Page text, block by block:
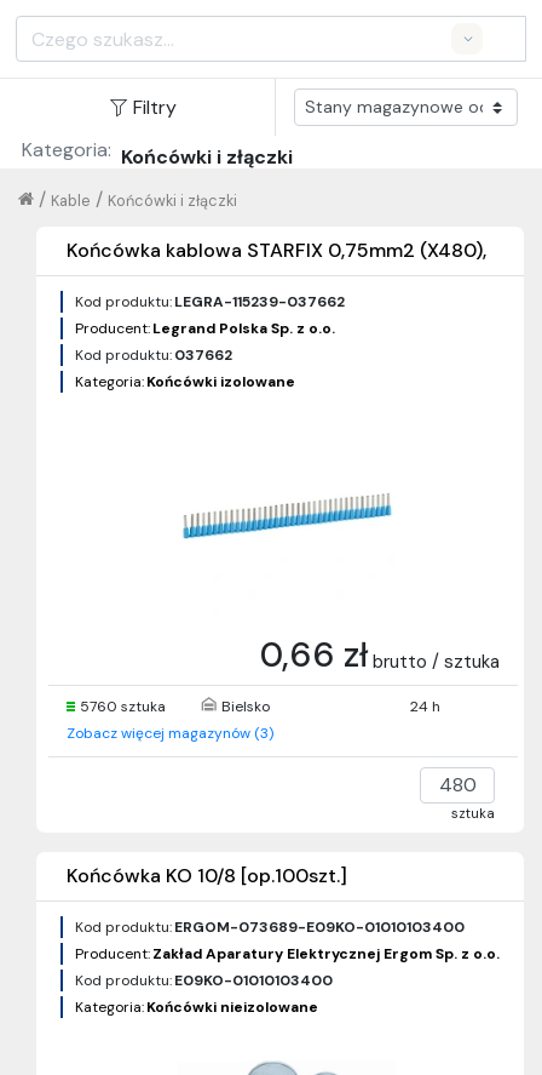
Search
Filtry
Kategoria: Końcówki i złączki
Końcówki i złączki
/
Kable
/
Końcówka kablowa STARFIX 0,75mm2 (X480),
Kod produktu:LEGRA-115239-037662
Producent:Legrand Polska Sp. z o.o.
Kod produktu:037662
Kategoria:Końcówki izolowane
0,66 zł brutto / sztuka
5760 sztuka Bielsko
24 h
Zobacz więcej magazynów (3)
sztuka
Końcówka KO 10/8 [op.100szt.]
Kod produktu:ERGOM-073689-E09KO-01010103400
Producent:Zakład Aparatury Elektrycznej Ergom Sp. z o.o.
Kod produktu:E09KO-01010103400
Kategoria:Końcówki nieizolowane